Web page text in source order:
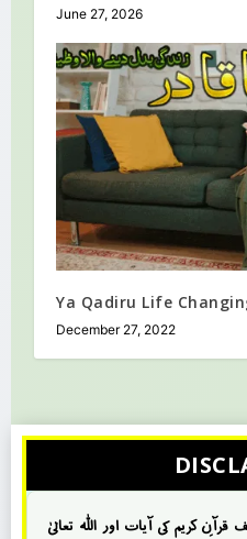
June 27, 2026
Ya Qadiru Life
December 27, 2022
کریم کی آیات اور اللہ تعالیٰ